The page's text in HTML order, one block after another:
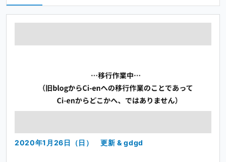
2020年1月26日（日） 更新 & gdgd